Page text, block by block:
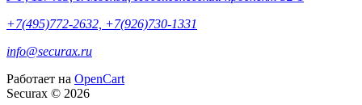
+7(495)772-2632, +7(926)730-1331
info@securax.ru
Работает на OpenCart
Securax © 2026